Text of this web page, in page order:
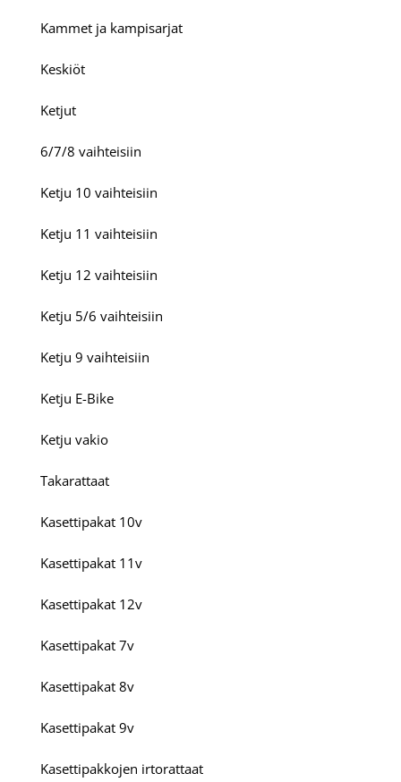
Kammet ja kampisarjat
Keskiöt
Ketjut
6/7/8 vaihteisiin
Ketju 10 vaihteisiin
Ketju 11 vaihteisiin
Ketju 12 vaihteisiin
Ketju 5/6 vaihteisiin
Ketju 9 vaihteisiin
Ketju E-Bike
Ketju vakio
Takarattaat
Kasettipakat 10v
Kasettipakat 11v
Kasettipakat 12v
Kasettipakat 7v
Kasettipakat 8v
Kasettipakat 9v
Kasettipakkojen irtorattaat